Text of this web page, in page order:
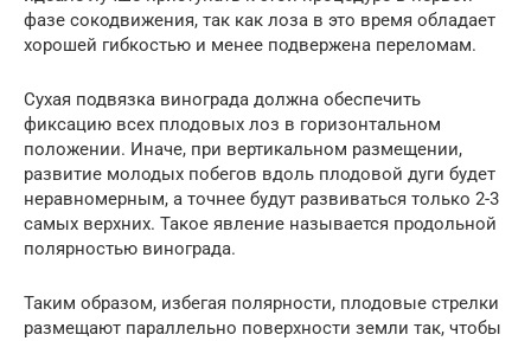
фазе сокодвижения, так как лоза в это время обладает
хорошей гибкостью и менее подвержена переломам.
Сухая подвязка винограда должна обеспечить
фиксацию всех плодовых лоз в горизонтальном
положении. Иначе, при вертикальном размещении,
развитие молодых побегов вдоль плодовой дуги будет
неравномерным, а точнее будут развиваться только 2-3
самых верхних. Такое явление называется продольной
полярностью винограда.
Таким образом, избегая полярности, плодовые стрелки
размещают параллельно поверхности земли так, чтобы